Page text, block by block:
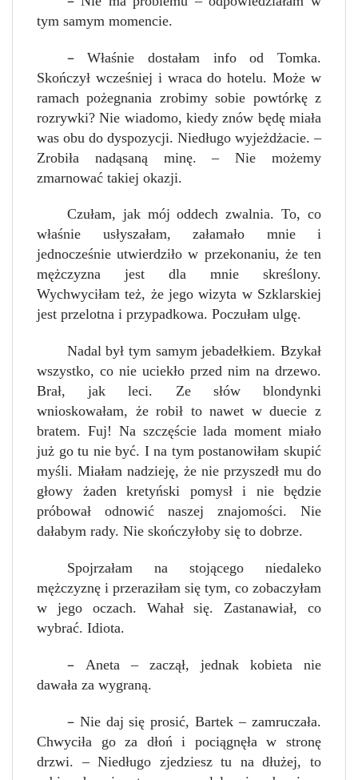
tym samym momencie.
–Właśnie dostałam info od Tomka.
Skończył wcześniej i wraca do hotelu. Może w
ramach pożegnania zrobimy sobie powtórkę z
rozrywki? Nie wiadomo, kiedy znów będę miała
was obu do dyspozycji. Niedługo wyjeżdżacie. –
Zrobiła nadąsaną minę. – Nie możemy
zmarnować takiej okazji.
Czułam, jak mój oddech zwalnia. To, co
właśnie usłyszałam, załamało mnie i
jednocześnie utwierdziło w przekonaniu, że ten
mężczyzna jest dla mnie skreślony.
Wychwyciłam też, że jego wizyta w Szklarskiej
jest przelotna i przypadkowa. Poczułam ulgę.
Nadal był tym samym jebadełkiem. Bzykał
wszystko, co nie uciekło przed nim na drzewo.
Brał, jak leci. Ze słów blondynki
wnioskowałam, że robił to nawet w duecie z
bratem. Fuj! Na szczęście lada moment miało
już go tu nie być. I na tym postanowiłam skupić
myśli. Miałam nadzieję, że nie przyszedł mu do
głowy żaden kretyński pomysł i nie będzie
próbował odnowić naszej znajomości. Nie
dałabym rady. Nie skończyłoby się to dobrze.
Spojrzałam na stojącego niedaleko
mężczyznę i przeraziłam się tym, co zobaczyłam
w jego oczach. Wahał się. Zastanawiał, co
wybrać. Idiota.
–
Aneta – zaczął, jednak kobieta nie
dawała za wygraną.
– Nie daj się prosić, Bartek – zamruczała.
Chwyciła go za dłoń i pociągnęła w stronę
drzwi. – Niedługo zjedziesz tu na dłużej, to